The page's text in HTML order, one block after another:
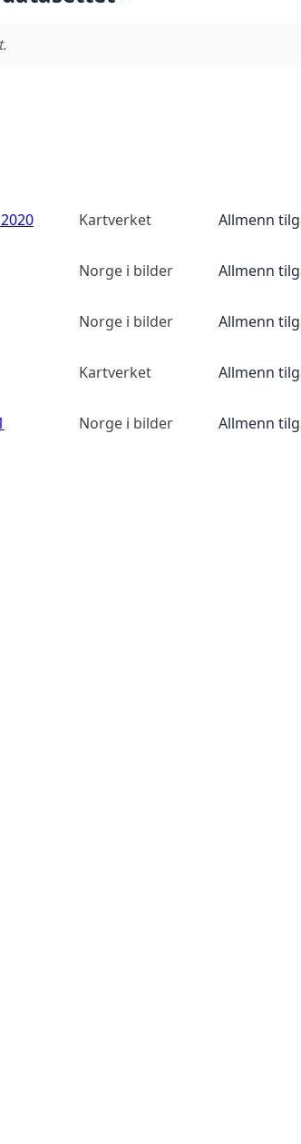
Kartverket Allmenn
Norge i bilder Allmenn
Norge i bilder Allmenn
Kartverket Allmenn
Norge i bilder Allmenn